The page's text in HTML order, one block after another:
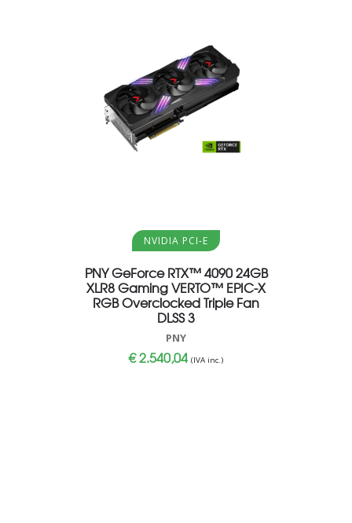
Aggiungi al carrello
NVIDIA PCI-E
PNY GeForce RTX™ 4090 24GB
XLR8 Gaming VERTO™ EPIC-X
RGB Overclocked Triple Fan
DLSS 3
PNY
€2.540,04 (IVA inc.)